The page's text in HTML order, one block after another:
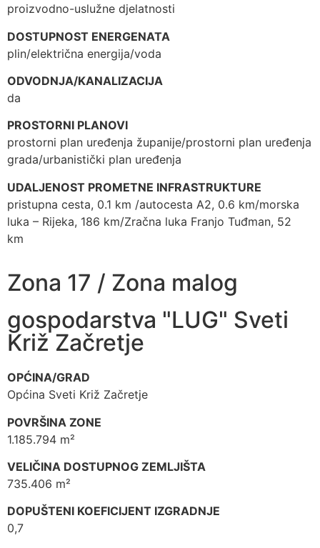
proizvodno-uslužne djelatnosti
DOSTUPNOST ENERGENATA
plin/električna energija/voda
ODVODNJA/KANALIZACIJA
da
PROSTORNI PLANOVI
prostorni plan uređenja županije/prostorni plan uređenja
grada/urbanistički plan uređenja
UDALJENOST PROMETNE INFRASTRUKTURE
pristupna cesta, 0.1 km /autocesta A2, 0.6 km/morska
luka – Rijeka, 186 km/Zračna luka Franjo Tuđman, 52
km
Zona 17 / Zona malog
gospodarstva "LUG" Sveti
Križ Začretje
OPĆINA/GRAD
Općina Sveti Križ Začretje
POVRŠINA ZONE
1.185.794 m²
VELIČINA DOSTUPNOG ZEMLJIŠTA
735.406 m²
DOPUŠTENI KOEFICIJENT IZGRADNJE
0,7